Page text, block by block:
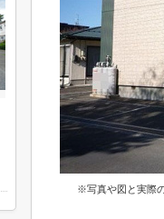
※写真や図と実際